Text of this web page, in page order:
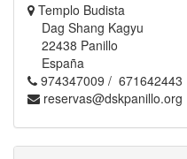
Templo Budista
Dag Shang Kagyu
22438 Panillo
España
974347009 / 671642443
reservas@dskpanillo.org